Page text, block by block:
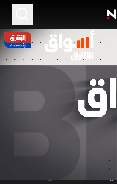
ضغوط بيعية تهبط بتاسي دون 11 ألف نقطة..
نقطة متأثرا بعمليات بيعية على معظم
أن يقود التوسع في الذكاء
على الغاز الطبيعي. كما